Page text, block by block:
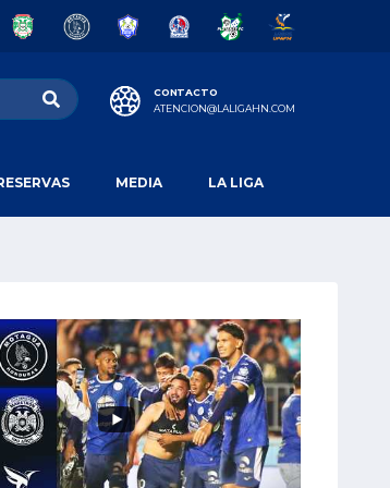
CONTACTO
ATENCION@LALIGAHN.COM
MEDIA LA LIGA